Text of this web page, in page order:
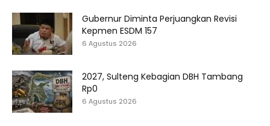
Gubernur Diminta Perjuangkan Revisi
Kepmen ESDM 157
6 Agustus 2026
2027, Sulteng Kebagian DBH Tambang
Rp0
6 Agustus 2026